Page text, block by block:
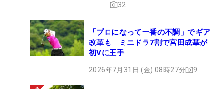
32
「プロになって一番の不調」でギア
改革も ミニドラ7割で宮田成華が
初Vに王手
2026年7月31日 (金) 08時27分 9